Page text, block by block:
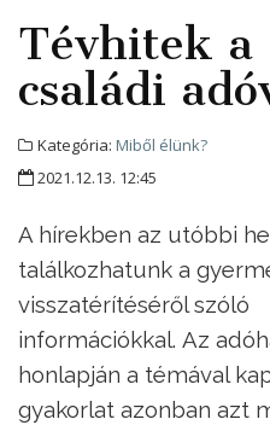
Tévhitek a
családi
Kategória: Miből élünk?
2021.12.13. 12:45
A hírekben az utóbbi
találkozhatunk a
visszatérítéséről szóló
információkkal. Az
honlapján a témával
gyakorlat azonban azt